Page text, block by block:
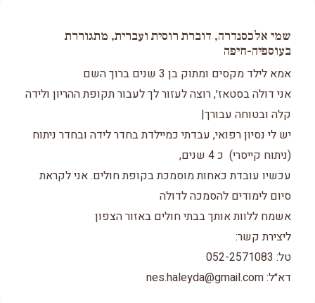
שמי אלכסנדרה, דוברת רוסית ועברית, מתגוררת
בעוספיה-חיפה
אמא לילד מקסים ומתוק בן 3 שנים ברוך השם
אני דולה בסטאז׳, רוצה לעזור לך לעבור תקופת ההריון ולידה
קלה ובטוחה עבורך|
יש לי נסיון רפואי, עבדתי כמיילדת בחדר לידה ובחדר ניתוח
(ניתוח קייסרי) כ 4 שנים,
עכשיו עובדת כאחות מוסמכת בקופת חולים. אני לקראת
סיום לימודים להסמכה לדולה
אשמח ללוות אותך בבתי חולים באזור הצפון
ליצירת קשר:
טל: 052-2571083
דא״ל: nes.haleyda@gmail.com